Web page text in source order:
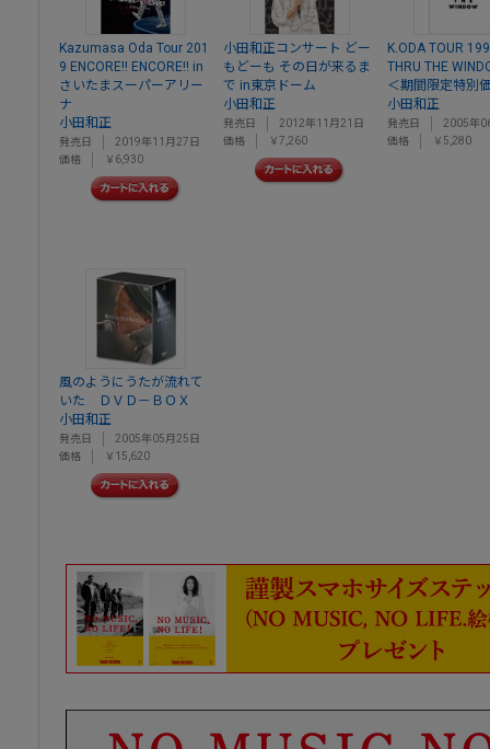
Kazumasa Oda Tour 201
9 ENCORE!! ENCORE!! in
さいたまスーパーアリー
ナ
小田和正
発売日
2019年11月27日
価格
￥6,930
小田和正コンサート どー
もどーも その日が来るま
で in東京ドーム
小田和正
発売日
2012年11月21日
価格
￥7,260
K.ODA TOUR
THRU THE
＜期間限定特別
小田和正
発売日
2005年
価格
￥5,280
風のようにうたが流れて
いた ＤＶＤ－ＢＯＸ
小田和正
発売日
2005年05月25日
価格
￥15,620